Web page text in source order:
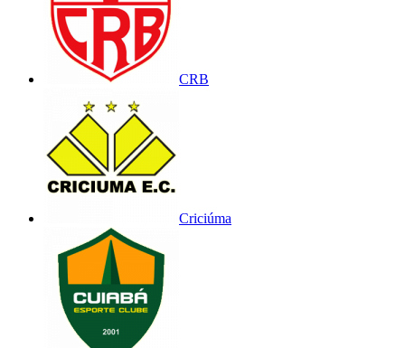
CRB
Criciúma